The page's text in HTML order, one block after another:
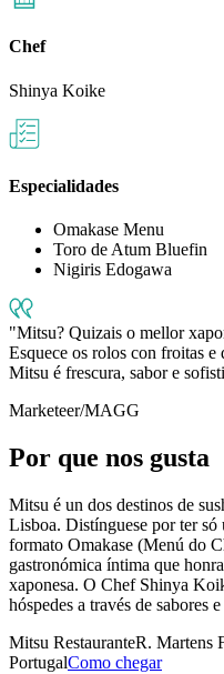
Chef
Shinya Koike
Especialidades
Omakase Menu
Toro de Atum Bluefin
Nigiris Edogawa
Mitsu? Quizais o mellor
Esquece os rolos con froitas e
Mitsu é frescura, sabor e
Marketeer/MAGG
Por que nos gusta
Mitsu é un dos destinos de
Lisboa. Distínguese por ter só
formato Omakase (Menú do
gastronómica íntima que
xaponesa. O Chef Shinya
hóspedes a través de sabores
Mitsu RestauranteR. Martens
PortugalComo chegar